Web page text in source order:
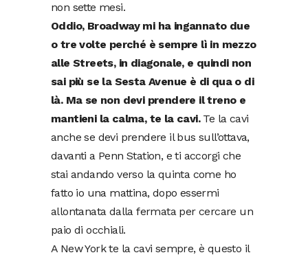
non sette mesi.
Oddio, Broadway mi ha ingannato due
o tre volte perché è sempre lì in mezzo
alle Streets, in diagonale, e quindi non
sai più se la Sesta Avenue è di qua o di
là. Ma se non devi prendere il treno e
mantieni la calma, te la cavi.Te la cavi
anche se devi prendere il bus sull’ottava,
davanti a Penn Station, e ti accorgi che
stai andando verso la quinta come ho
fatto io una mattina, dopo essermi
allontanata dalla fermata per cercare un
paio di occhiali.
A New York te la cavi sempre, è questo il